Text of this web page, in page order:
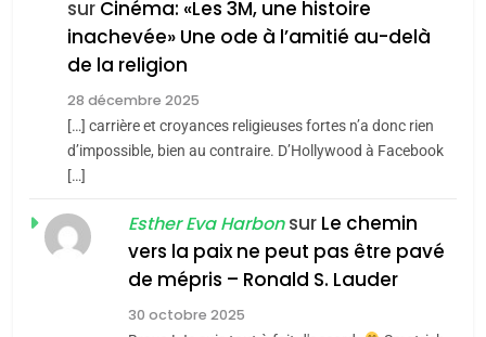
Accords d’Isaac:
l’alliance pourrait
s’étendre à 13 pays
d’Amérique latine
ISRAÉL JUDAISME
sur Cinéma: «Les 3M, une histoire
inachevée» Une ode à l’amitié au-delà
de la religion
28 décembre 2025
[…] carrière et croyances religieuses fortes n’a donc rien
d’impossible, bien au contraire. D’Hollywood à Facebook
[…]
Esther Eva Harbonsur Le chemin
vers la paix ne peut pas être pavé
de mépris – Ronald S. Lauder
30 octobre 2025
FIÈRE, DIGNE ET RÉSILIENTE :
POURQUOI JE REVENDIQUE
MA JUDAÏTE par Thérèse
Zrihen-Dvir
ISRAÉL
CE QUI NOUS MANQUE –
JUDAISME
Maroc : Les amandes de
Tafraout, le miel de Tadla